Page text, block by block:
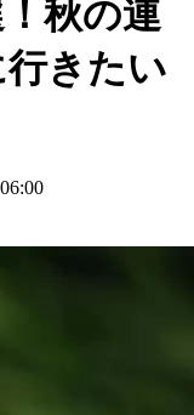
秋の連
きたい